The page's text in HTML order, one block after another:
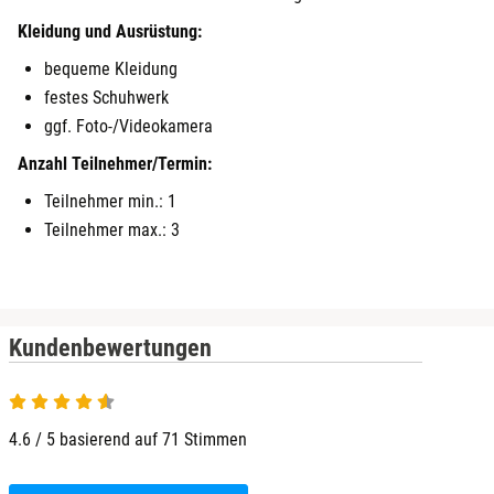
Kleidung und Ausrüstung:
bequeme Kleidung
festes Schuhwerk
ggf. Foto-/Videokamera
Anzahl Teilnehmer/Termin:
Teilnehmer min.: 1
Teilnehmer max.: 3
Kundenbewertungen
4.6 / 5 basierend auf 71 Stimmen